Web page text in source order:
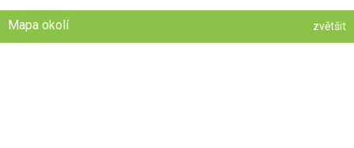
Mapa okolí zvětšit